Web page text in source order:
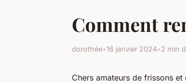
Comment
dorothée•16 janvier 2024•2 min
Chers amateurs de frissons